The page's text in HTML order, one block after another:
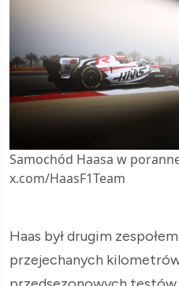
Samochód Haasa w
x.com/HaasF1Team
Haas był drugim
przejechanych